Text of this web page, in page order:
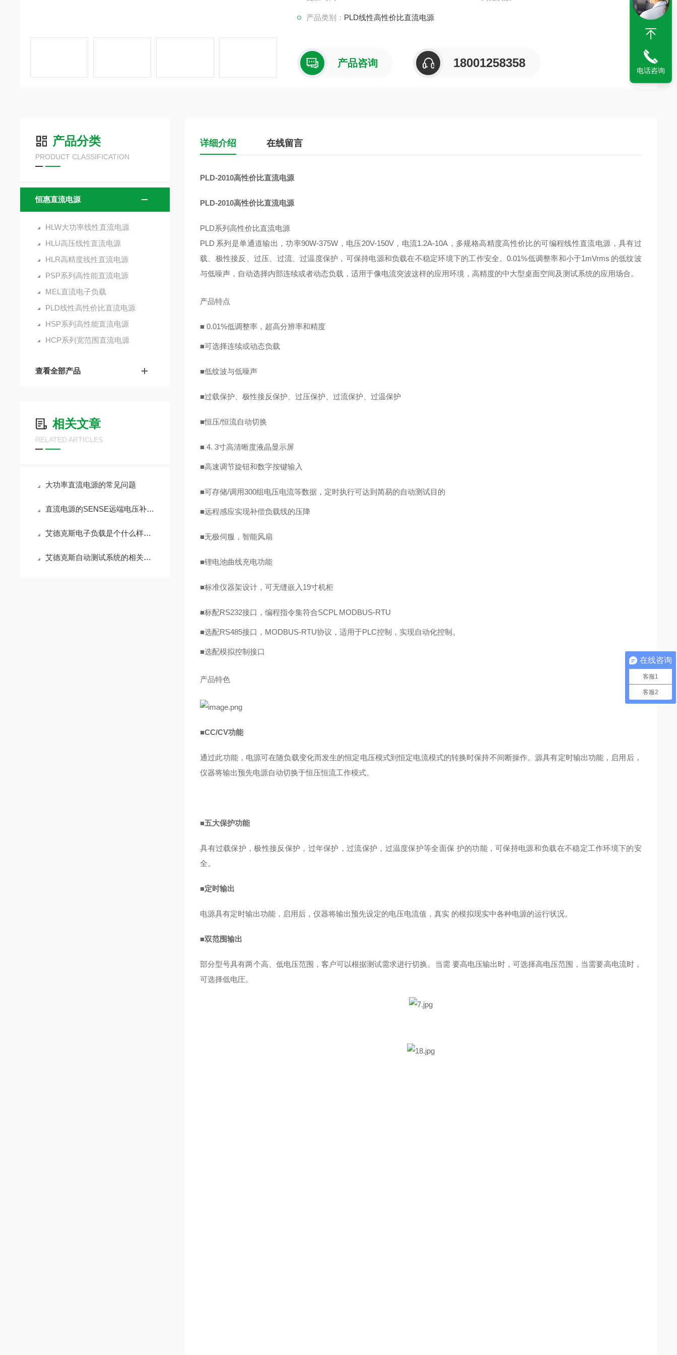
产品类别： PLD线性高性价比直流电源
产品咨询 18001258358
产品分类
PRODUCT CLASSIFICATION
恒惠直流电源
HLW大功率线性直流电源
HLU高压线性直流电源
HLR高精度线性直流电源
PSP系列高性能直流电源
MEL直流电子负载
PLD线性高性价比直流电源
HSP系列高性能直流电源
HCP系列宽范围直流电源
查看全部产品
相关文章
RELATED ARTICLES
大功率直流电源的常见问题
直流电源的SENSE远端电压补偿技术
艾德克斯电子负载是个什么样的产品？
艾德克斯自动测试系统的相关知识普及
详细介绍 在线留言
PLD-2010高性价比直流电源
PLD-2010高性价比直流电源
PLD系列高性价比直流电源
PLD 系列是单通道输出，功率90W-375W，电压20V-150V，电流1.2A-10A，多规格高精度高性价比的可编程线性直流电源，具有过
载、极性接反、过压、过流、过温度保护，可保持电源和负载在不稳定环境下的工作安全。0.01%低调整率和小于1mVrms 的低纹波
与低噪声，自动选择内部连续或者动态负载，适用于像电流突波这样的应用环境，高精度的中大型桌面空间及测试系统的应用场合。
产品特点
■ 0.01%低调整率，超高分辨率和精度
■可选择连续或动态负载
■低纹波与低噪声
■过载保护、极性接反保护、过压保护、过流保护、过温保护
■恒压/恒流自动切换
■ 4.3寸高清晰度液晶显示屏
■高速调节旋钮和数字按键输入
■可存储/调用300组电压电流等数据，定时执行可达到简易的自动测试目的
■远程感应实现补偿负载线的压降
■无极伺服，智能风扇
■锂电池曲线充电功能
■标准仪器架设计，可无缝嵌入 19寸机柜
■标配RS232接口，编程指令集符合SCPL MODBUS-RTU
■选配RS485接口， MODBUS-RTU协议，适用于PLC控制，实现自动化控制。
■选配模拟控制接口
产品特色
■CC/CV功能
通过此功能，电源可在随负载变化而发生的恒定电压模式到恒定电流模式的转换时保持不间断操作。源具有定时输出功能， 启用后，
仪器将输出预先电源自动切换于恒压恒流工作模式。
■五大保护功能
具有过载保护，极性接反保护，过年保护，过流保护，过温度保护等全面保 护的功能，可保持电源和负载在不稳定工作环境下的安
全。
■定时输出
电源具有定时输出功能，启用后，仪器将输出预先设定的电压电流值，真实 的模拟现实中各种电源的运行状况。
■双范围输出
部分型号具有两个高、低电压范围，客户可以根据测试需求进行切换。当需要高电压输出时，可选择高电压范围，当需要高电流时，
可选择低电圧。
电话咨询
在线咨询
客服1
客服2